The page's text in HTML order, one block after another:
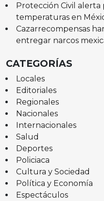
Protección Civil alerta
temperaturas en
Cazarrecompensas
entregar narcos
CATEGORÍAS
Locales
Editoriales
Regionales
Nacionales
Internacionales
Salud
Deportes
Policiaca
Cultura y Sociedad
Política y Economía
Espectáculos